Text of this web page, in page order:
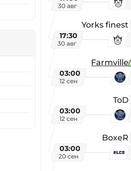
30 авг
Yorks finest
17:30
30 авг
Farmville
03:00
12 сен
ToD
03:00
12 сен
BoxeR
03:00
20 сен